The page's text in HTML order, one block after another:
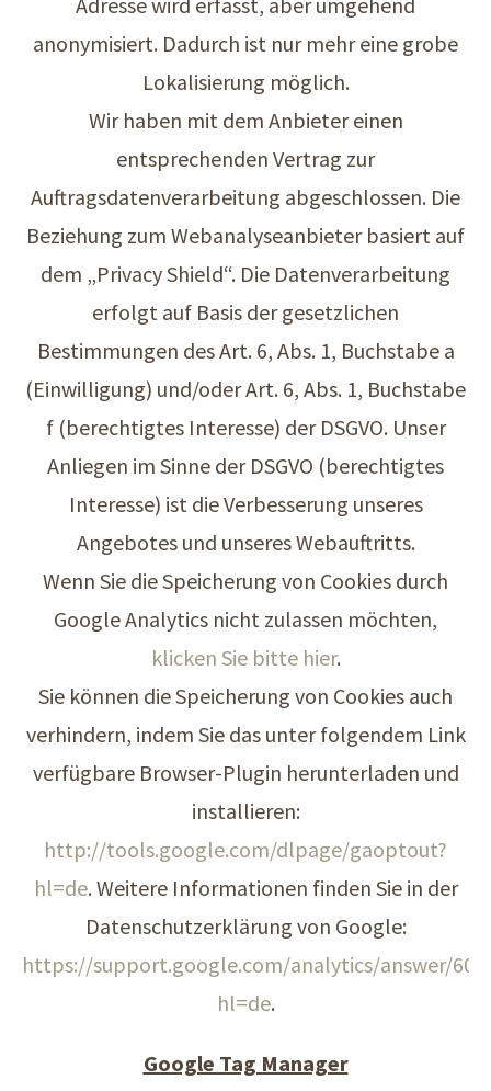
anonymisiert. Dadurch ist nur mehr eine grobe
Lokalisierung möglich.
Wir haben mit dem Anbieter einen
entsprechenden Vertrag zur
Auftragsdatenverarbeitung abgeschlossen. Die
Beziehung zum Webanalyseanbieter basiert auf
dem „Privacy Shield“. Die Datenverarbeitung
erfolgt auf Basis der gesetzlichen
Bestimmungen des Art. 6, Abs. 1, Buchstabe a
(Einwilligung) und/oder Art. 6, Abs. 1, Buchstabe
f (berechtigtes Interesse) der DSGVO. Unser
Anliegen im Sinne der DSGVO (berechtigtes
Interesse) ist die Verbesserung unseres
Angebotes und unseres Webauftritts.
Wenn Sie die Speicherung von Cookies durch
Google Analytics nicht zulassen möchten,
klicken Sie bitte hier.
Sie können die Speicherung von Cookies auch
verhindern, indem Sie das unter folgendem Link
verfügbare Browser-Plugin herunterladen und
installieren:
http://tools.google.com/dlpage/gaoptout?
hl=de. Weitere Informationen finden Sie in der
Datenschutzerklärung von Google:
https://support.google.com/analytics/answer/
hl=de.
Google Tag Manager